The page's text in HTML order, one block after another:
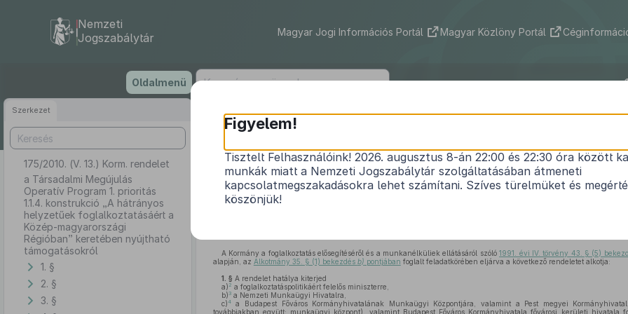
tartalomra
Nemzeti
Jogszabálytár
Magyar Jogi Információs Portál Magyar Közlöny Portál
Oldalmenü
Szerkezet
175/2010. (V. 13.) Korm. rendelet
a Társadalmi Megújulás
Operatív Program 1. prioritás
1.1.4. konstrukció „A hátrányos
helyzetűek foglalkoztatásáért a
Közép-magyarországi
Régióban” keretében nyújtható
támogatásokról
1. §
2. §
3. §
175/2010. (V. 13.) Korm. rendelet
a Társadalmi Megújulás Operatív Program 1. prioritás 1.1.4.
hátrányos helyzetűek foglalkoztatásáért a Közép-
1
A Kormány a foglalkoztatás elősegítéséről és a munkanélküliek ellátásáról szóló1991. évi IV. törvény 43. § (5)
alapján, az Alkotmány 35. § (1) bekezdés b) pontjában foglalt feladatkörében eljárva a következő rendeletet alkotja:
1. § A rendelet hatálya kiterjed
a) 2 a foglalkoztatáspolitikáért felelős miniszterre,
b) 3a Nemzeti Munkaügyi Hivatalra,
c)4a Budapest Főváros Kormányhivatalának Munkaügyi Központjára, valamint a Pest megyei
továbbiakban együtt: munkaügyi központ), valamint Budapest Főváros Kormányhivatala fővárosi kerületi hivatala
Figyelem!
Tisztelt Felhasználóink! 2026. augusztus 8-án 22:00 és 22:30 óra között
munkák miatt a Nemzeti Jogszabálytár szolgáltatásában átmeneti
kapcsolatmegszakadásokra lehet számítani. Szíves türelmüket és
köszönjük!